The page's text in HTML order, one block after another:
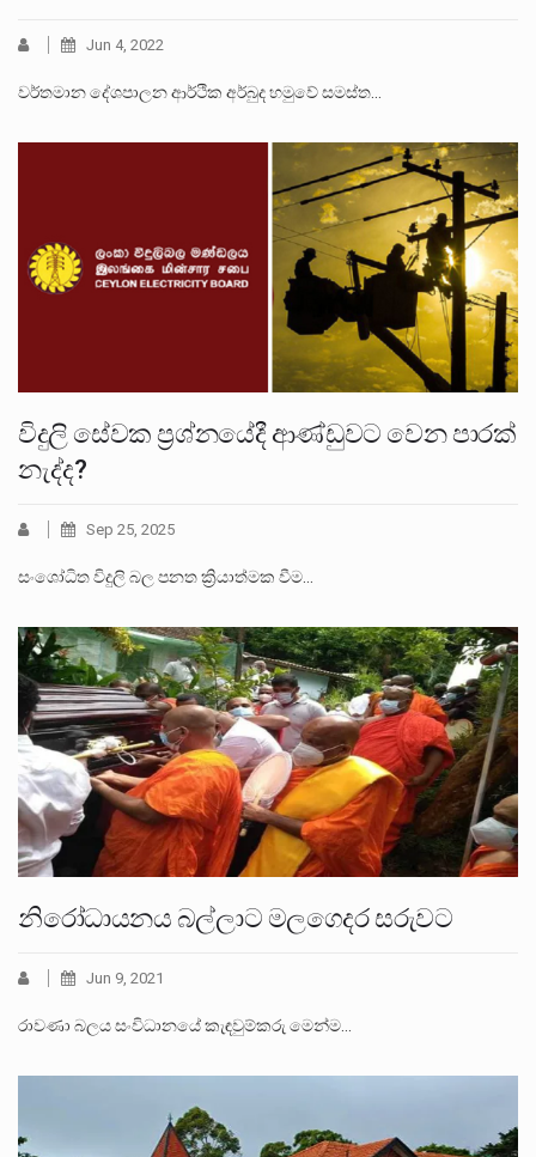
Jun 4, 2022
වර්තමාන දේශපාලන ආර්ථික අර්බුද හමුවේ සමස්ත…
විදුලි සේවක ප්‍රශ්නයේදී ආණ්ඩුවට වෙන පාරක්
නැද්ද?
Sep 25, 2025
සංශෝධිත විදුලි බල පනත ක්‍රියාත්මක වීම…
නිරෝධායනය බල්ලාට මලගෙදර සරුවට
Jun 9, 2021
රාවණා බලය සංවිධානයේ කැඳවුම්කරු මෙන්ම…